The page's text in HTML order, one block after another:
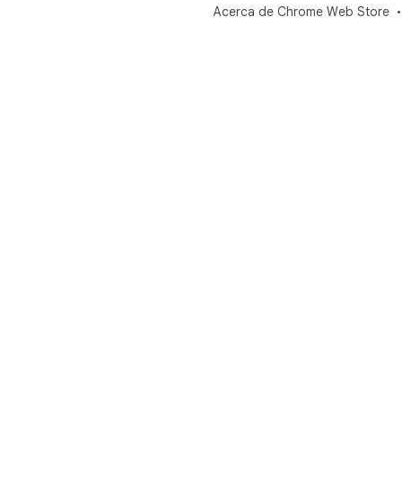
Acerca de Chrome Web Store